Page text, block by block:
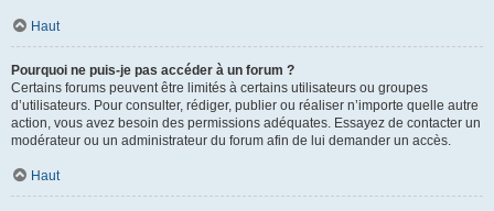
Haut
Pourquoi ne puis-je pas accéder à un forum ?
Certains forums peuvent être limités à certains utilisateurs ou groupes
d’utilisateurs. Pour consulter, rédiger, publier ou réaliser n’importe quelle autre
action, vous avez besoin des permissions adéquates. Essayez de contacter un
modérateur ou un administrateur du forum afin de lui demander un accès.
Haut